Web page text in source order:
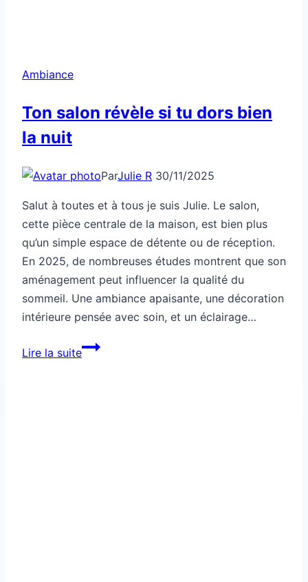
Ambiance
Ton salon révèle si tu dors bien
la nuit
ParJulie R 30/11/2025
Salut à toutes et à tous je suis Julie. Le salon,
cette pièce centrale de la maison, est bien plus
qu’un simple espace de détente ou de réception.
En 2025, de nombreuses études montrent que son
aménagement peut influencer la qualité du
sommeil. Une ambiance apaisante, une décoration
intérieure pensée avec soin, et un éclairage…
Lire la suiteTon